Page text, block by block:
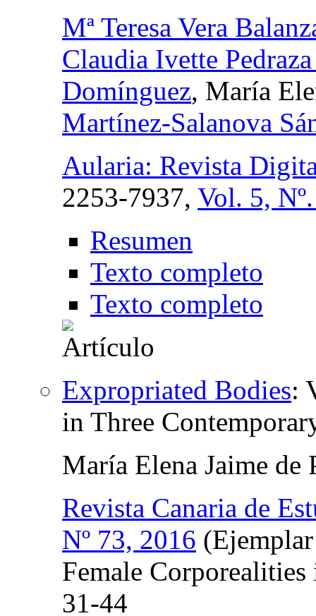
Mª Teresa Vera
Claudia Ivette
Domínguez, María
Martínez-Salanova
Aularia: Revista
2253-7937, Vol. 5,
Resumen
Texto completo
Texto completo
Expropriated Bodies:
in Three
María Elena Jaime de
Revista Canaria de
Nº 73, 2016
Female
31-44